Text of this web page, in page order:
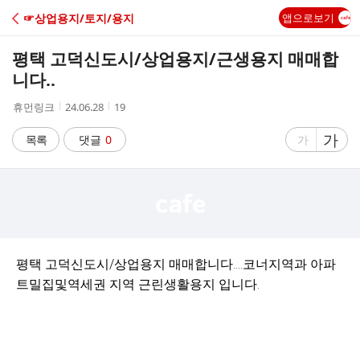
C
A
☞상업용지/토지/용지 앱으로보기
평택 고덕신도시/상업용지/근생용지 매매합
니다..
작
자
휴먼링크
작
시
간
24.06.28
조
수
19
목록 댓글 0
글
게
가
글
자
게
가
평택 고덕신도시/상업용지 매매합니다....코너지역과 아파
트밀집및역세권 지역 근린생활용지 입니다.